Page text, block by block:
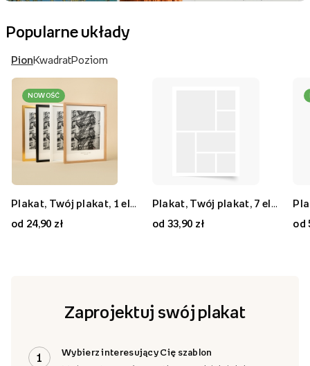
Popularne układy
PionKwadratPoziom
NOWOŚĆ
od 24,90 zł
od 33,90 zł
od
od 59,90 zł
od 89,90 zł
od 59,90 zł
od 33,90 zł
Zaprojektuj swój plakat
1
Wybierz interesujący Cię szablon